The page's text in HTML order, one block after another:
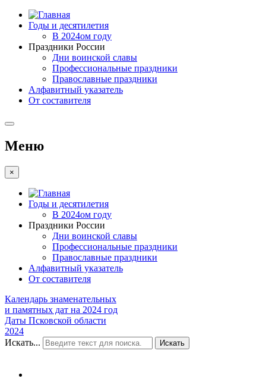
Годы и десятилетия
В 2024ом году
Праздники России
Дни воинской славы
Профессиональные праздники
Православные праздники
Алфавитный указатель
От составителя
Меню
×
Годы и десятилетия
В 2024ом году
Праздники России
Дни воинской славы
Профессиональные праздники
Православные праздники
Алфавитный указатель
От составителя
Календарь знаменательных
и памятных дат на 2024 год
Даты Псковской области
2024
Искать...
Искать